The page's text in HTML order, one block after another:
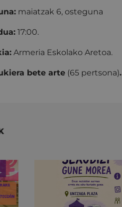
maiatzak 6, osteguna
17:00.
Armeria Eskolako Aretoa.
bete arte (65 pertsona).